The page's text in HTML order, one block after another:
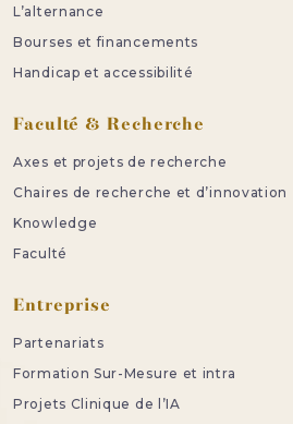
L’alternance
Bourses et financements
Handicap et accessibilité
Faculté & Recherche
Axes et projets de recherche
Chaires de recherche et d’innovation
Knowledge
Faculté
Entreprise
Partenariats
Formation Sur-Mesure et intra
Projets Clinique de l’IA